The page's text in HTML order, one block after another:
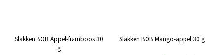
Slakken BOB Appel-framboos 30
g
Slakken BOB Mango-appel 30 g